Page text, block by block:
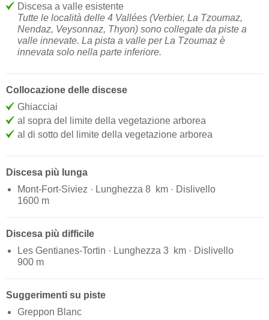
Discesa a valle esistente
Tutte le località delle 4 Vallées (Verbier, La Tzoumaz,
Nendaz, Veysonnaz, Thyon) sono collegate da piste a
valle innevate. La pista a valle per La Tzoumaz è
innevata solo nella parte inferiore.
Collocazione delle discese
Ghiacciai
al sopra del limite della vegetazione arborea
al di sotto del limite della vegetazione arborea
Discesa più lunga
Mont-Fort-Siviez · Lunghezza 8 km · Dislivello
1600 m
Discesa più difficile
Les Gentianes-Tortin · Lunghezza 3 km · Dislivello
900 m
Suggerimenti su piste
Greppon Blanc